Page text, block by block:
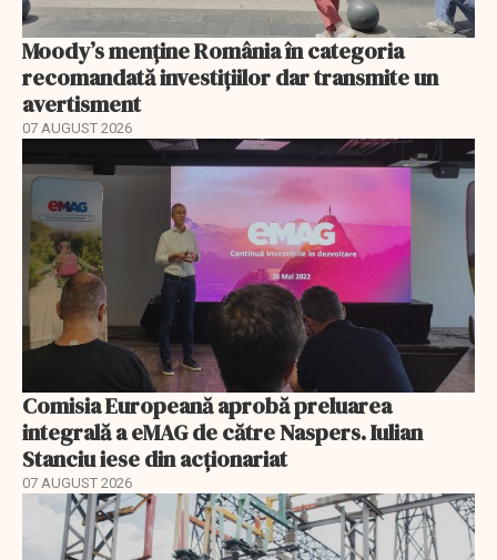
Moody’s menține România în categoria
recomandată investițiilor dar transmite un
avertisment
07 AUGUST 2026
Comisia Europeană aprobă preluarea
integrală a eMAG de către Naspers. Iulian
Stanciu iese din acționariat
07 AUGUST 2026